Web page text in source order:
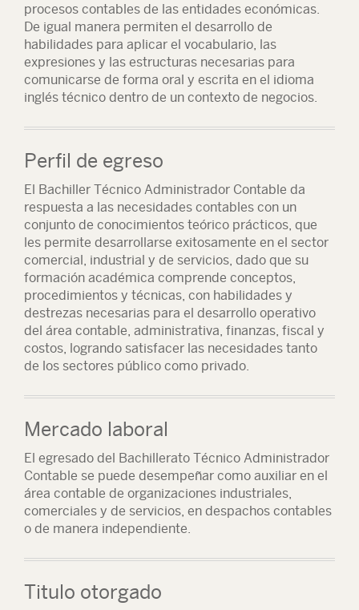
procesos contables de las entidades económicas.
De igual manera permiten el desarrollo de
habilidades para aplicar el vocabulario, las
expresiones y las estructuras necesarias para
comunicarse de forma oral y escrita en el idioma
inglés técnico dentro de un contexto de negocios.
Perfil de egreso
El Bachiller Técnico Administrador Contable da
respuesta a las necesidades contables con un
conjunto de conocimientos teórico prácticos, que
les permite desarrollarse exitosamente en el sector
comercial, industrial y de servicios, dado que su
formación académica comprende conceptos,
procedimientos y técnicas, con habilidades y
destrezas necesarias para el desarrollo operativo
del área contable, administrativa, finanzas, fiscal y
costos, logrando satisfacer las necesidades tanto
de los sectores público como privado.
Mercado laboral
El egresado del Bachillerato Técnico Administrador
Contable se puede desempeñar como auxiliar en el
área contable de organizaciones industriales,
comerciales y de servicios, en despachos contables
o de manera independiente.
Titulo otorgado